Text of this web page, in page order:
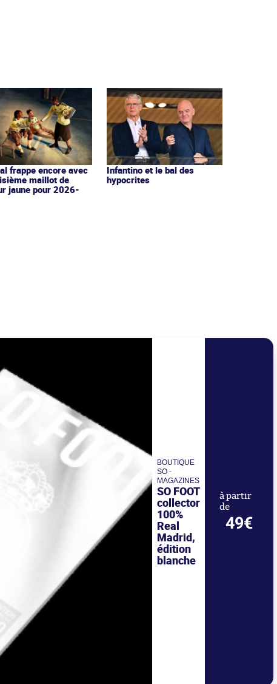
frappe encore avec
maillot de
jaune pour 2026-
Infantino et le bal des
hypocrites
BOUTIQUE
SO -
MAGAZINES
SO FOOT
collector
100%
Real
Madrid,
édition
blanche
à partir
de
49€